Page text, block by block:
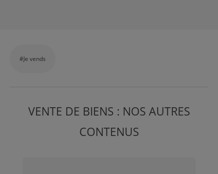
#Je vends
VENTE DE BIENS : NOS AUTRES
CONTENUS